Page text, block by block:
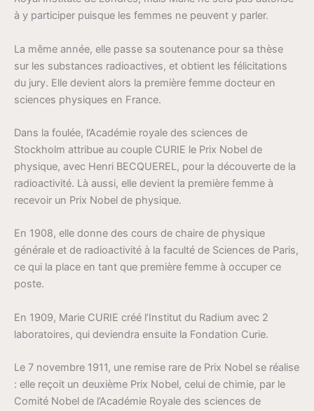
à y participer puisque les femmes ne peuvent y parler.
La même année, elle passe sa soutenance pour sa thèse
sur les substances radioactives, et obtient les félicitations
du jury. Elle devient alors la première femme docteur en
sciences physiques en France.
Dans la foulée, l’Académie royale des sciences de
Stockholm attribue au couple CURIE le Prix Nobel de
physique, avec Henri BECQUEREL, pour la découverte de la
radioactivité. Là aussi, elle devient la première femme à
recevoir un Prix Nobel de physique.
En 1908, elle donne des cours de chaire de physique
générale et de radioactivité à la faculté de Sciences de Paris,
ce qui la place en tant que première femme à occuper ce
poste.
En 1909, Marie CURIE créé l’Institut du Radium avec 2
laboratoires, qui deviendra ensuite la Fondation Curie.
Le 7 novembre 1911, une remise rare de Prix Nobel se réalise
: elle reçoit un deuxième Prix Nobel, celui de chimie, par le
Comité Nobel de l’Académie Royale des sciences de